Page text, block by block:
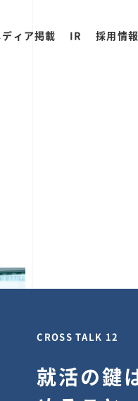
ィア掲載 IR 採用情報
CROSS TALK 12
就活の鍵